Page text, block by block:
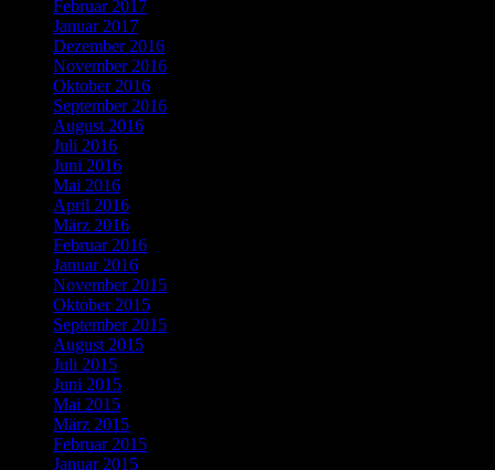
Februar 2017
Januar 2017
Dezember 2016
November 2016
Oktober 2016
September 2016
August 2016
Juli 2016
Juni 2016
Mai 2016
April 2016
März 2016
Februar 2016
Januar 2016
November 2015
Oktober 2015
September 2015
August 2015
Juli 2015
Juni 2015
Mai 2015
März 2015
Februar 2015
Januar 2015